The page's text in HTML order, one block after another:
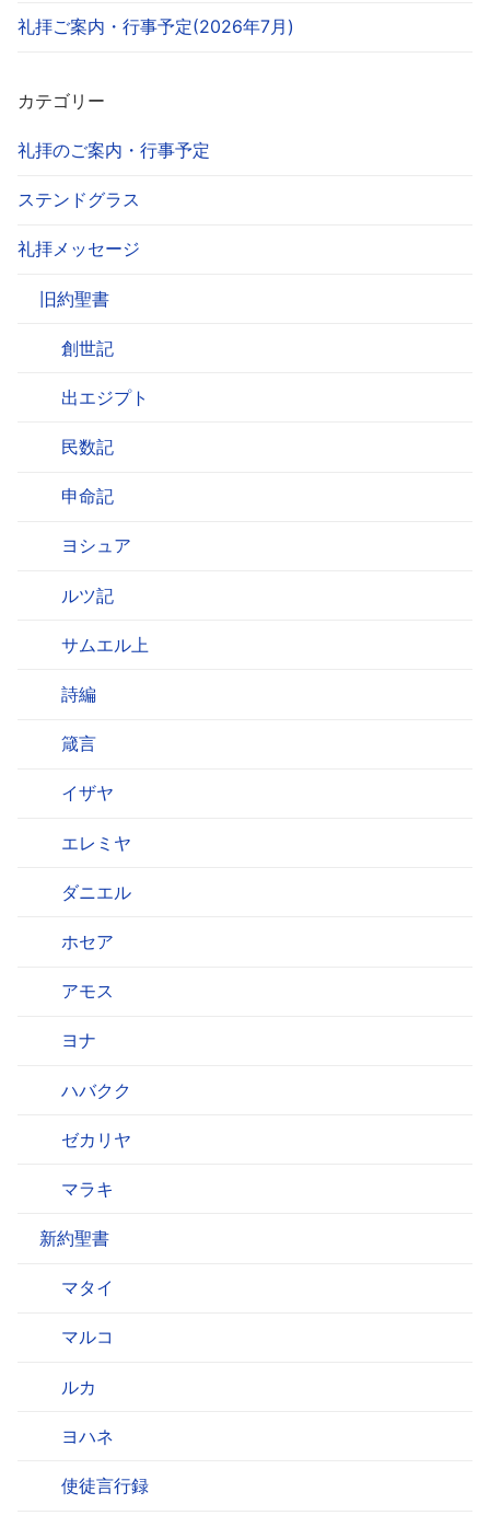
礼拝ご案内・行事予定(2026年7月)
カテゴリー
礼拝のご案内・行事予定
ステンドグラス
礼拝メッセージ
旧約聖書
創世記
出エジプト
民数記
申命記
ヨシュア
ルツ記
サムエル上
詩編
箴言
イザヤ
エレミヤ
ダニエル
ホセア
アモス
ヨナ
ハバクク
ゼカリヤ
マラキ
新約聖書
マタイ
マルコ
ルカ
ヨハネ
使徒言行録